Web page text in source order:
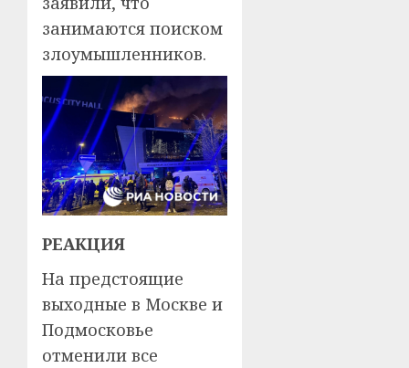
занимаются поиском
злоумышленников.
РЕАКЦИЯ
На предстоящие
выходные в Москве и
Подмосковье
отменили все